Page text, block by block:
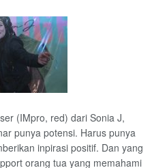
(IMpro, red) dari Sonia J,
punya potensi. Harus punya
inpirasi positif. Dan yang
orang tua yang memahami